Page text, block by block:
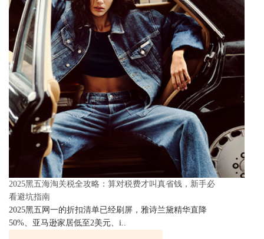
2025黑五海淘关税全攻略：算对税费才叫真省钱，新手必
看避坑指南
2025黑五网一的折扣清单已经刷屏，雅诗兰黛精华直降
50%、亚马逊家居低至2美元、i..